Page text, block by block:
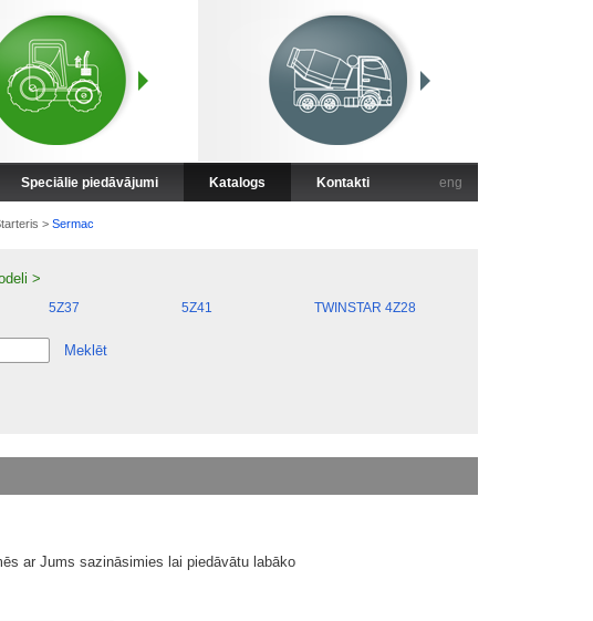
Speciālie piedāvājumi Katalogs Kontakti eng
> Sermac
>
5Z37 5Z41 TWINSTAR 4Z28
Meklēt
ar Jums sazināsimies lai piedāvātu labāko